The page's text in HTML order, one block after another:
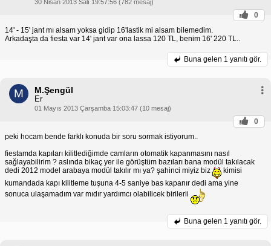
30 Nisan 2013 Salı 19:57:56 (782 mesaj)
0
14' - 15' jant mı alsam yoksa gidip 16'lastik mi alsam bilemedim.
Arkadaşta da fiesta var 14' jant var ona lassa 120 TL, benim 16' 220 TL..
Buna gelen 1 yanıtı gör.
M M.Şengül
Er
01 Mayıs 2013 Çarşamba 15:03:47 (10 mesaj)
0
peki hocam bende farklı konuda bir soru sormak istiyorum..
fiestamda kapıları kilitlediğimde camların otomatik kapanmasını nasıl
sağlayabilirim ? aslında bikaç yer ile görüştüm bazıları bana modül takılacak
dedi 2012 model arabaya modül takılır mı ya? şahinci miyiz biz
kimisi
kumandada kapı kilitleme tuşuna 4-5 saniye bas kapanır dedi ama yine
sonuca ulaşamadım var mıdır yardımcı olabilicek birilerii
Buna gelen 1 yanıtı gör.